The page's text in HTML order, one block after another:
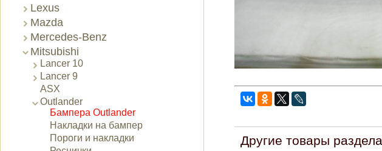
Lexus
Mazda
Mercedes-Benz
Mitsubishi
Lancer 10
Lancer 9
ASX
Outlander
Бампера Outlander
Накладки на бампер
Пороги и накладки
Другие товары раздела